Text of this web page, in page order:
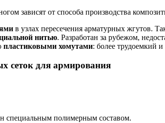
зависят от способа производства
в узлах пересечения арматурных жгутов.
нитью. Разработан за рубежом,
пластиковыми хомутами: более трудоемкий
сеток для армирования
специальным полимерным составом.